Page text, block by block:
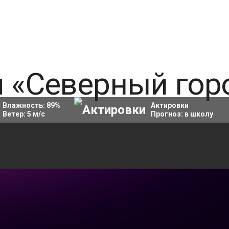
Влажность: 89%
Ветер: 5 м/с
Актировки
Прогноз: в школу